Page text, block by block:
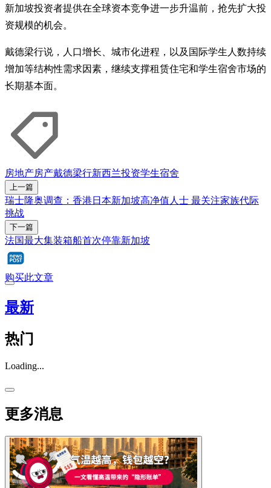
新加坡投资者提供在全球资本竞争进一步升温前，抢先扩大投
资规模的机会。
戴德梁行说，人口增长、城市化进程，以及国际学生人数持续
增加等结构性需求因素，继续支撑租赁住宅和学生宿舍市场的
长期基本面。
房地产房产戴德梁行新西兰投资学生宿舍
上一篇
瑞士隆奥调查：香港日本新加坡高净值人士 最关注家族代际
挑战
下一篇
法国最大集装箱船首次停靠新加坡
购买此文章
最新
热门
Loading...
更多消息